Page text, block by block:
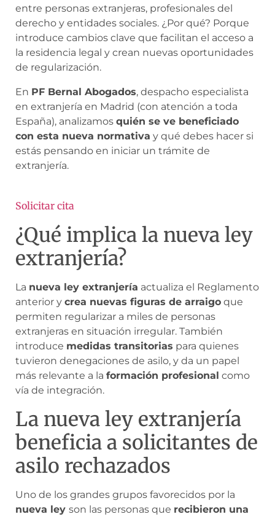
entre personas extranjeras, profesionales del
derecho y entidades sociales. ¿Por qué? Porque
introduce cambios clave que facilitan el acceso a
la residencia legal y crean nuevas oportunidades
de regularización.
En PF Bernal Abogados, despacho especialista
en extranjería en Madrid (con atención a toda
España), analizamos quién se ve beneficiado
con esta nueva normativa y qué debes hacer si
estás pensando en iniciar un trámite de
extranjería.
Solicitar cita
¿Qué implica la nueva ley
extranjería?
La nueva ley extranjería actualiza el Reglamento
anterior y crea nuevas figuras de arraigo que
permiten regularizar a miles de personas
extranjeras en situación irregular. También
introduce medidas transitorias para quienes
tuvieron denegaciones de asilo, y da un papel
más relevante a la formación profesional como
vía de integración.
La nueva ley extranjería
beneficia a solicitantes de
asilo rechazados
Uno de los grandes grupos favorecidos por la
nueva ley son las personas que recibieron una